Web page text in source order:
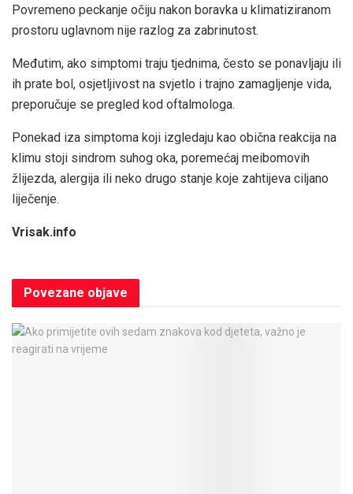
Povremeno peckanje očiju nakon boravka u klimatiziranom
prostoru uglavnom nije razlog za zabrinutost.
Međutim, ako simptomi traju tjednima, često se ponavljaju ili
ih prate bol, osjetljivost na svjetlo i trajno zamagljenje vida,
preporučuje se pregled kod oftalmologa.
Ponekad iza simptoma koji izgledaju kao obična reakcija na
klimu stoji sindrom suhog oka, poremećaj meibomovih
žlijezda, alergija ili neko drugo stanje koje zahtijeva ciljano
liječenje.
Vrisak.info
Povezane objave